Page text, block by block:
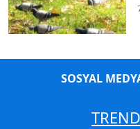
SOSYAL